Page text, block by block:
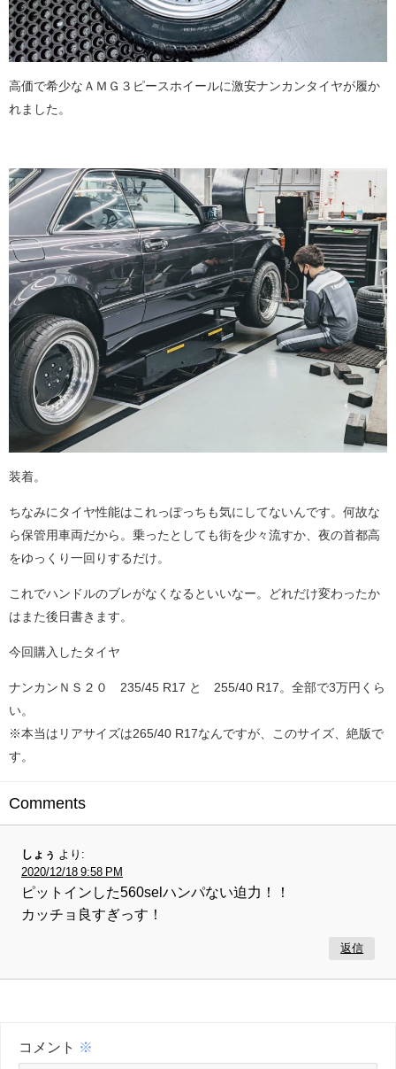
高価で希少なＡＭＧ３ピースホイールに激安ナンカンタイヤが履か
れました。
装着。
ちなみにタイヤ性能はこれっぽっちも気にしてないんです。何故な
ら保管用車両だから。乗ったとしても街を少々流すか、夜の首都高
をゆっくり一回りするだけ。
これでハンドルのブレがなくなるといいなー。どれだけ変わったか
はまた後日書きます。
今回購入したタイヤ
ナンカンＮＳ２０ 235/45 R17 と 255/40 R17。全部で3万円くら
い。
※本当はリアサイズは265/40 R17なんですが、このサイズ、絶版で
す。
Comments
しょぅ
より:
2020/12/18 9:58 PM
ピットインした560selハンパない迫力！！
カッチョ良すぎっす！
返信
コメント ※